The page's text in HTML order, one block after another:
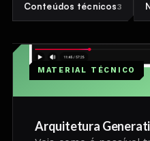
Conteúdos técnicos3
MATERIAL TÉCNICO
Arquitetura